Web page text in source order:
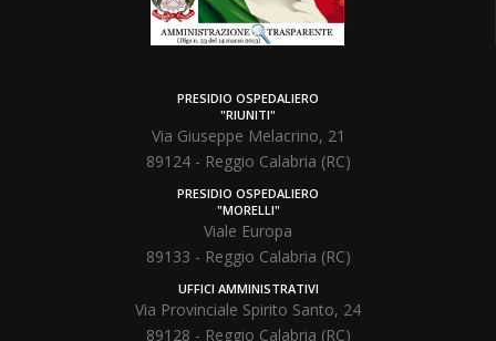
PRESIDIO OSPEDALIERO
"RIUNITI"
Via Giuseppe Melacrino, 21
89124 - Reggio Calabria (RC)
PRESIDIO OSPEDALIERO
"MORELLI"
Viale Europa
89133 - Reggio Calabria (RC)
UFFICI AMMINISTRATIVI
Via Provinciale Spirito Santo, 24
89128 - Reggio Calabria (RC)